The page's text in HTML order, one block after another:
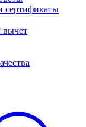
сертификаты
вычет